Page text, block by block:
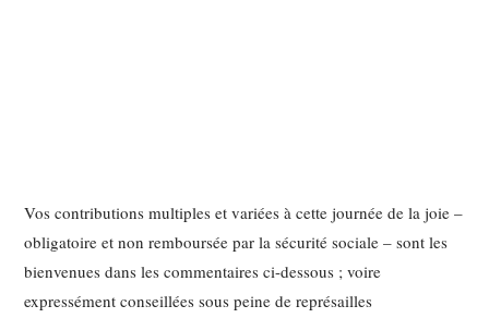
Vos contributions multiples et variées à cette journée de la joie –
obligatoire et non remboursée par la sécurité sociale – sont les
bienvenues dans les commentaires ci-dessous ; voire
expressément conseillées sous peine de représailles